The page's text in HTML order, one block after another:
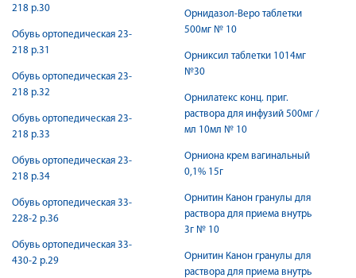
218 р.30
Обувь ортопедическая 23-
218 р.31
Обувь ортопедическая 23-
218 р.32
Обувь ортопедическая 23-
218 р.33
Обувь ортопедическая 23-
218 р.34
Обувь ортопедическая 33-
228-2 р.36
Обувь ортопедическая 33-
430-2 р.29
Орнидазол-Веро таблетки
500мг № 10
Орниксил таблетки 1014мг
№30
Орнилатекс конц. приг.
раствора для инфузий 500мг /
мл 10мл № 10
Орниона крем вагинальный
0,1% 15г
Орнитин Канон гранулы для
раствора для приема внутрь
3г № 10
Орнитин Канон гранулы для
раствора для приема внутрь